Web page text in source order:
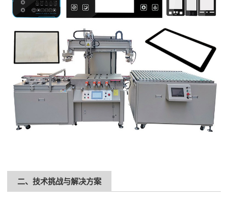
二、技术挑战与解决方案